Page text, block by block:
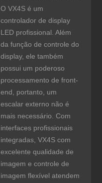
O VX4S é um
controlador de display
LED profissional. Além
da função de controle do
display, ele também
possui um poderoso
processamento de front-
end, portanto, um
escalar externo não é
mais necessário. Com
interfaces profissionais
integradas, VX4S com
excelente qualidade de
imagem e controle de
imagem flexível atendem